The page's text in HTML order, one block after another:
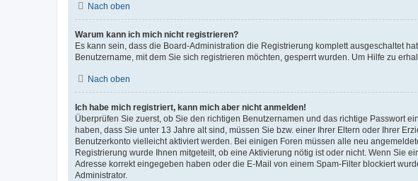
Nach oben
Warum kann ich mich nicht registrieren?
Es kann sein, dass die Board-Administration die Registrierung komplett ausgeschaltet
Benutzername, mit dem Sie sich registrieren möchten, gesperrt wurden. Um Hilfe zu
Nach oben
Ich habe mich registriert, kann mich aber nicht anmelden!
Überprüfen Sie zuerst, ob Sie den richtigen Benutzernamen und das richtige Passwort
haben, dass Sie unter 13 Jahre alt sind, müssen Sie bzw. einer Ihrer Eltern oder Ihrer
Benutzerkonto vielleicht aktiviert werden. Bei einigen Foren müssen alle neu
Registrierung wurde Ihnen mitgeteilt, ob eine Aktivierung nötig ist oder nicht. Wenn Sie
Adresse korrekt eingegeben haben oder die E-Mail von einem Spam-Filter blockiert
Administrator.